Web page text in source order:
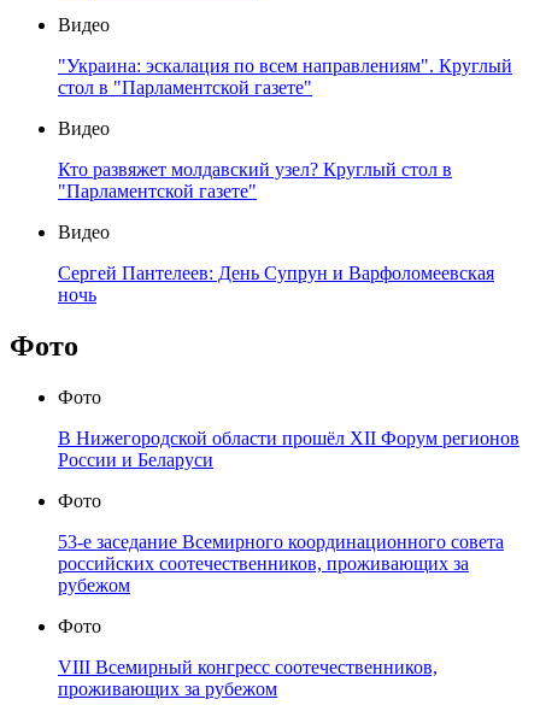
Видео
"Украина: эскалация по всем направлениям". Круглый
стол в "Парламентской газете"
Видео
Кто развяжет молдавский узел? Круглый стол в
"Парламентской газете"
Видео
Сергей Пантелеев: День Супрун и Варфоломеевская
ночь
Фото
Фото
В Нижегородской области прошёл XII Форум регионов
России и Беларуси
Фото
53-е заседание Всемирного координационного совета
российских соотечественников, проживающих за
рубежом
Фото
VIII Всемирный конгресс соотечественников,
проживающих за рубежом